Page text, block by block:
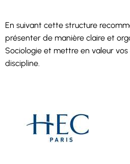
En suivant cette structure
présenter de manière claire et
Sociologie et mettre en valeur
discipline.